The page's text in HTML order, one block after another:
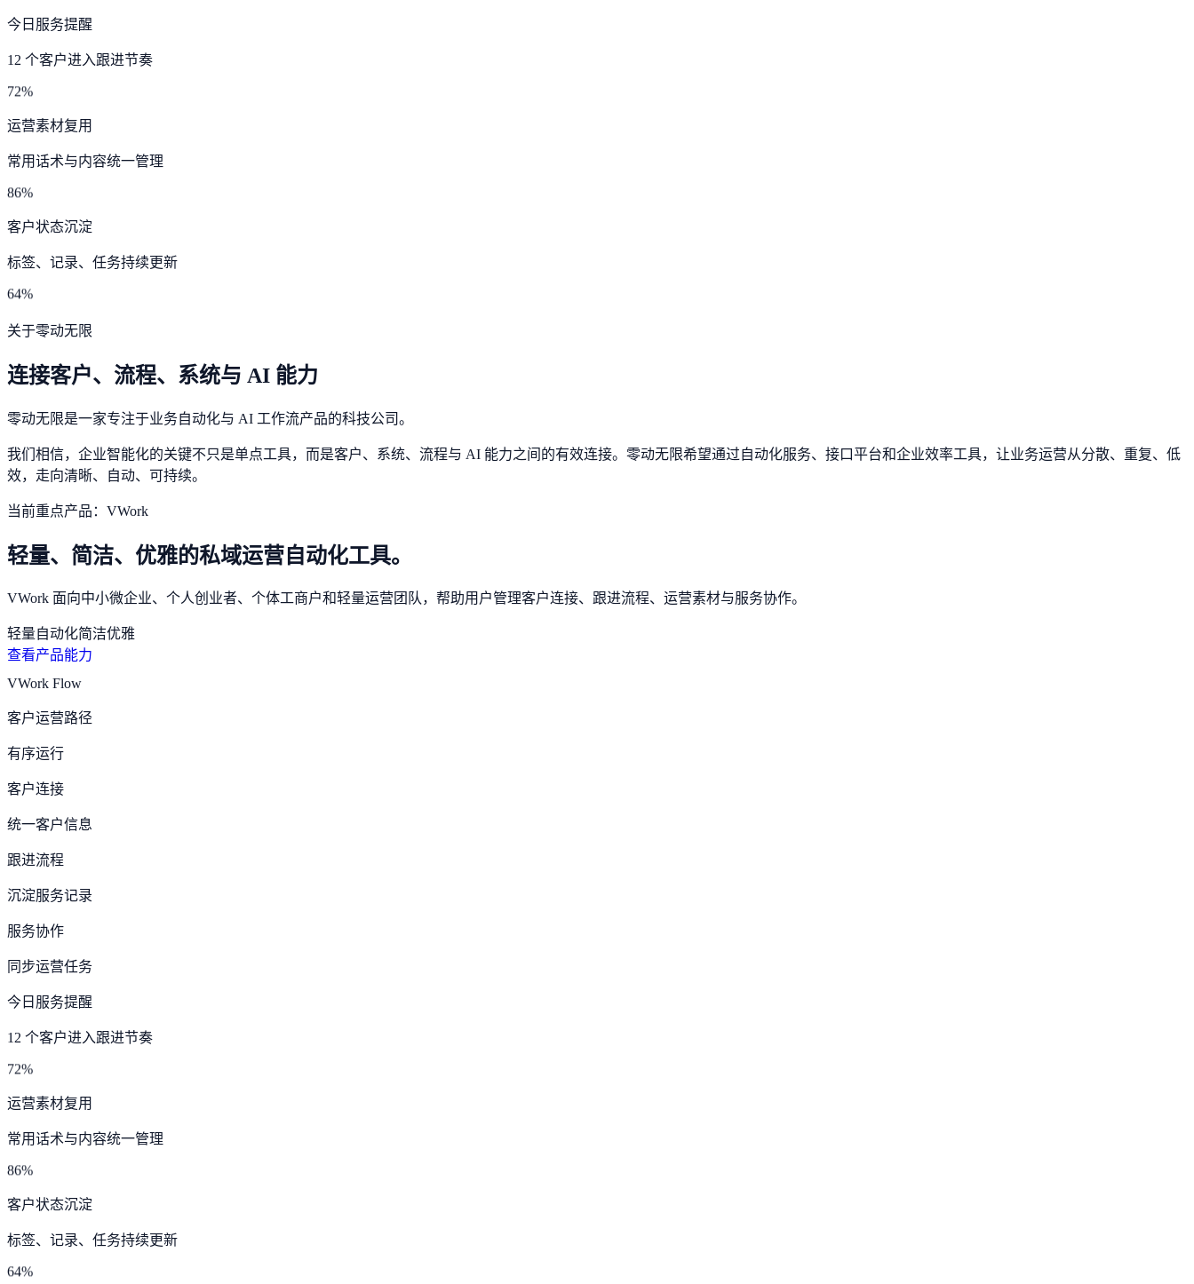
今日服务提醒
12 个客户进入跟进节奏
72%
运营素材复用
常用话术与内容统一管理
86%
客户状态沉淀
标签、记录、任务持续更新
64%
关于零动无限
连接客户、流程、系统与 AI 能力
零动无限是一家专注于业务自动化与 AI 工作流产品的科技公司。
我们相信，企业智能化的关键不只是单点工具，而是客户、系统、流程与 AI 能力之间的有效连接。零动无限希望通过自动化服务、接口平台和企业效率工具，让业务运营从分散、重复、低
效，走向清晰、自动、可持续。
当前重点产品：VWork
轻量、简洁、优雅的私域运营自动化工具。
VWork 面向中小微企业、个人创业者、个体工商户和轻量运营团队，帮助用户管理客户连接、跟进流程、运营素材与服务协作。
轻量自动化简洁优雅
查看产品能力
VWork Flow
客户运营路径
有序运行
客户连接
统一客户信息
跟进流程
沉淀服务记录
服务协作
同步运营任务
今日服务提醒
12 个客户进入跟进节奏
72%
运营素材复用
常用话术与内容统一管理
86%
客户状态沉淀
标签、记录、任务持续更新
64%